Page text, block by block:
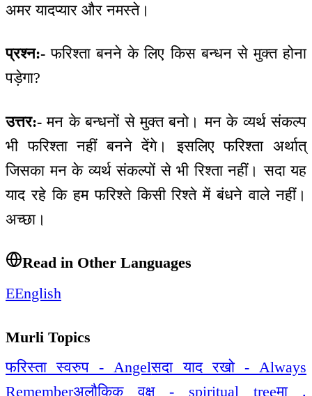
अमर यादप्यार और नमस्ते।
प्रश्न:- फरिश्ता बनने के लिए किस बन्धन से मुक्त होना
पड़ेगा?
उत्तर:- मन के बन्धनों से मुक्त बनो। मन के व्यर्थ संकल्प
भी फरिश्ता नहीं बनने देंगे। इसलिए फरिश्ता अर्थात्
जिसका मन के व्यर्थ संकल्पों से भी रिश्ता नहीं। सदा यह
याद रहे कि हम फरिश्ते किसी रिश्ते में बंधने वाले नहीं।
अच्छा।
Read in Other Languages
EEnglish
Murli Topics
फरिस्ता स्वरुप - Angelसदा याद रखो - Always
Rememberअलौकिक वृक्ष - spiritual treeमा .